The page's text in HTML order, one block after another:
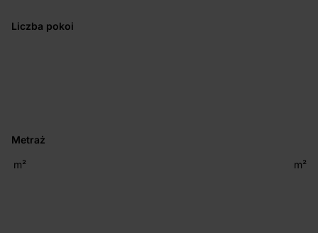
Liczba pokoi
Metraż